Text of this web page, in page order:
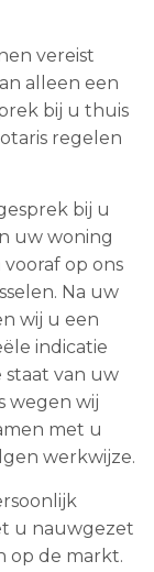
vereist
alleen een
bij u thuis
regelen
bij u
uw woning
op ons
Na uw
wij u een
indicatie
staat van uw
wegen wij
met u
werkwijze.
u nauwgezet
op de markt.